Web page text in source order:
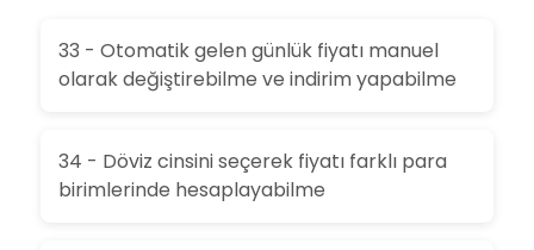
33 - Otomatik gelen günlük fiyatı manuel
olarak değiştirebilme ve indirim yapabilme
34 - Döviz cinsini seçerek fiyatı farklı para
birimlerinde hesaplayabilme